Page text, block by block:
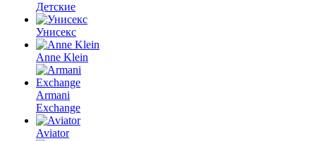
Детские
Унисекс
Anne Klein
Armani
Exchange
Aviator